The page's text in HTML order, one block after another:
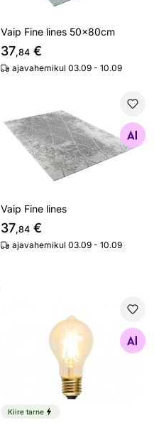
Vaip Fine lines 50x80cm
37,84 €
ajavahemikul 03.09 - 10.09
Vaip Fine lines
Otsi sarnaseid
Vaip Fine lines
37,84 €
ajavahemikul 03.09 - 10.09
Reguleeritava valgusega
Otsi sarnaseid
Kiire tarne